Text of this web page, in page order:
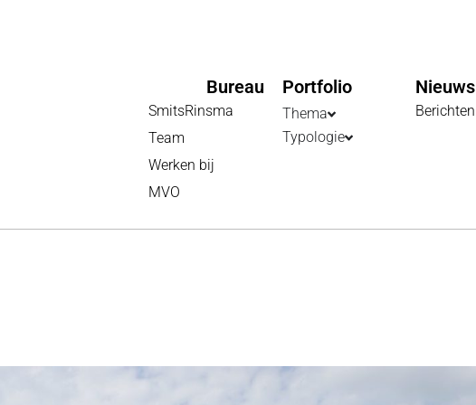
Bureau
SmitsRinsma
Team
Werken bij
MVO
Portfolio
Thema
Typologie
Nieuws
Berichten